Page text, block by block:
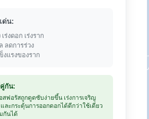
ด่น:
ร่งดอก เร่งราก
ลดการร่วง
งแรงของราก
กัน:
ฟอรัสถูกดูดซับง่ายขึ้น เร่งการเจริญ
ละกระตุ้นการออกดอกได้ดีกว่าใช้เดี่ยว
กันได้